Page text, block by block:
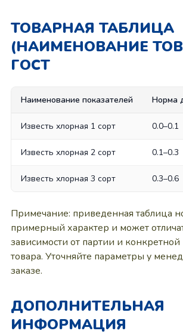
ТОВАРНАЯ ТАБЛИЦА
(НАИМЕНОВАНИЕ
ГОСТ
Наименование показателей Норма
Известь хлорная 1 сорт 0.0–0.1
Известь хлорная 2 сорт 0.1–0.3
Известь хлорная 3 сорт 0.3–0.6
Примечание: приведенная таблица
примерный характер и может
зависимости от партии и конкретной
товара. Уточняйте параметры у
заказе.
ДОПОЛНИТЕЛЬНАЯ
ИНФОРМАЦИЯ